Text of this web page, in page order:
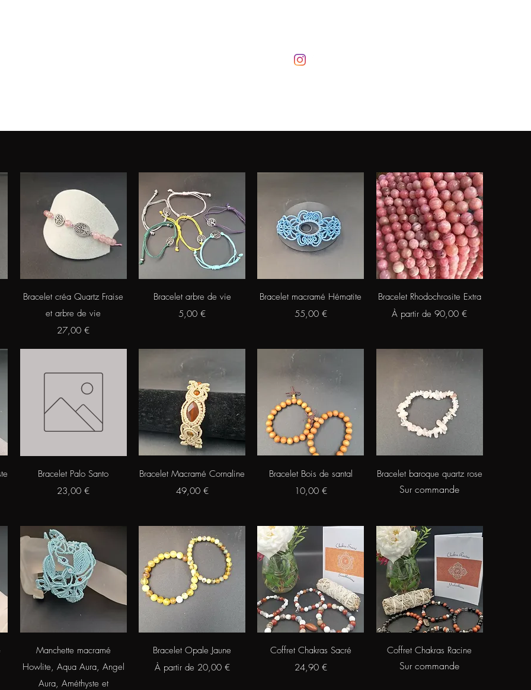
Aperçu rapide
Bracelet créa Quartz Fraise
et arbre de vie
Prix
27,00 €
Aperçu rapide
Bracelet arbre de vie
Prix
5,00 €
Aperçu rapide
Bracelet macramé Hématite
Prix
55,00 €
Aperçu rapide
Bracelet Rhodochrosite Extra
À partir de90,00 €
Prix promotionnel
Aperçu rapide
Bracelet Palo Santo
Prix
23,00 €
Aperçu rapide
Bracelet Macramé Cornaline
Prix
49,00 €
Aperçu rapide
Bracelet Bois de santal
Prix
10,00 €
Aperçu rapide
Bracelet baroque quartz rose
Sur commande
Aperçu rapide
Manchette macramé
Howlite, Aqua Aura, Angel
Aura, Améthyste et
Aperçu rapide
Bracelet Opale Jaune
À partir de 20,00 €
Prix promotionnel
Aperçu rapide
Coffret Chakras Sacré
Prix
24,90 €
Aperçu rapide
Coffret Chakras Racine
Sur commande